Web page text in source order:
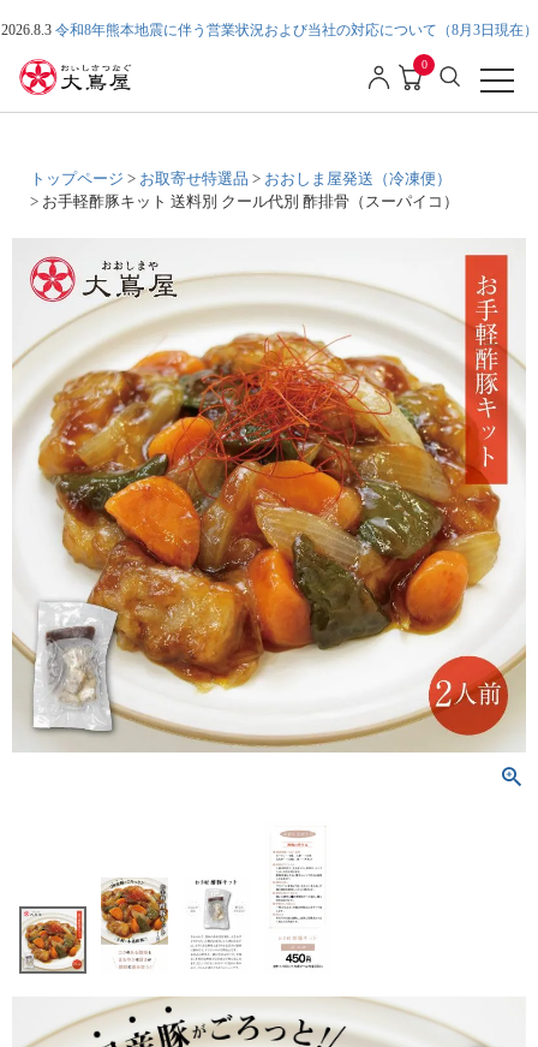
2026.8.3 令和8年熊本地震に伴う営業状況および当社の対応について（8月3日現在）
0
トップページ お取寄せ特選品
おおしま屋発送（冷凍便）
お手軽酢豚キット 送料別 クール代別 酢排骨（スーパイコ）